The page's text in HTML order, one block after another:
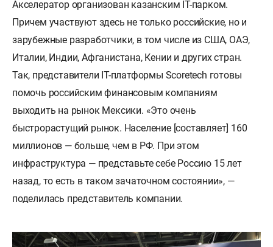
Акселератор организован казанским IT-парком.
Причем участвуют здесь не только российские, но и
зарубежные разработчики, в том числе из США, ОАЭ,
Италии, Индии, Афганистана, Кении и других стран.
Так, представители IT-платформы Scoretech готовы
помочь российским финансовым компаниям
выходить на рынок Мексики. «Это очень
быстрорастущий рынок. Население [составляет] 160
миллионов — больше, чем в РФ. При этом
инфраструктура — представьте себе Россию 15 лет
назад, то есть в таком зачаточном состоянии», —
поделилась представитель компании.